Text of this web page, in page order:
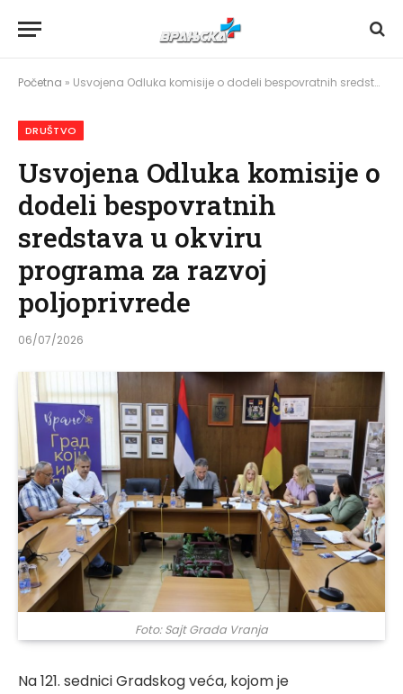
Početna » Usvojena Odluka komisije o dodeli bespovratnih sredstava u okviru programa za razvoj poljoprivrede
DRUŠTVO
Usvojena Odluka komisije o
dodeli bespovratnih
sredstava u okviru
programa za razvoj
poljoprivrede
06/07/2026
Foto: Sajt Grada Vranja
Na 121. sednici Gradskog veća, kojom je